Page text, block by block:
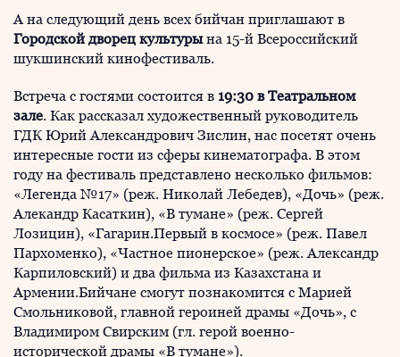
А на следующий день всех бийчан приглашают в
Городской дворец культурына 15-й Всероссийский
шукшинский кинофестиваль.
Встреча с гостями состоится в 19:30 в Театральном
зале. Как рассказал художественный руководитель
ГДК Юрий Александрович Зислин, нас посетят очень
интересные гости из сферы кинематографа. В этом
году на фестиваль представлено несколько фильмов:
«Легенда №17» (реж. Николай Лебедев), «Дочь» (реж.
Алекандр Касаткин), «В тумане» (реж. Сергей
Лозицин), «Гагарин.Первый в космосе» (реж. Павел
Пархоменко), «Частное пионерское» (реж. Александр
Карпиловский) и два фильма из Казахстана и
Армении.Бийчане смогут познакомится с Марией
Смольниковой, главной героиней драмы «Дочь», с
Владимиром Свирским (гл. герой военно-
исторической драмы «В тумане»).